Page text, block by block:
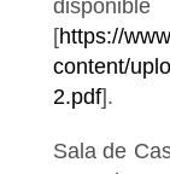
[https://
content/
2.pdf].
Sala de